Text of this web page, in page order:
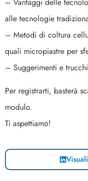
alle tecnologie
– Metodi di coltura
quali micropiastre per
– Suggerimenti e
Per registrarti, basterà
modulo.
Ti aspettiamo!